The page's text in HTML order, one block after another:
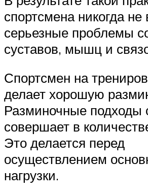
спортсмена никогда не
серьезные проблемы
суставов, мышц и
Спортсмен на
делает хорошую
Разминочные подходы
совершает в
Это делается перед
осуществлением
нагрузки.